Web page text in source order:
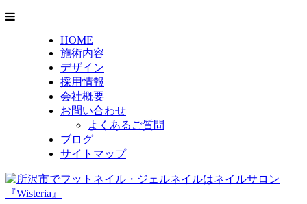
HOME
施術内容
デザイン
採用情報
会社概要
お問い合わせ
よくあるご質問
ブログ
サイトマップ